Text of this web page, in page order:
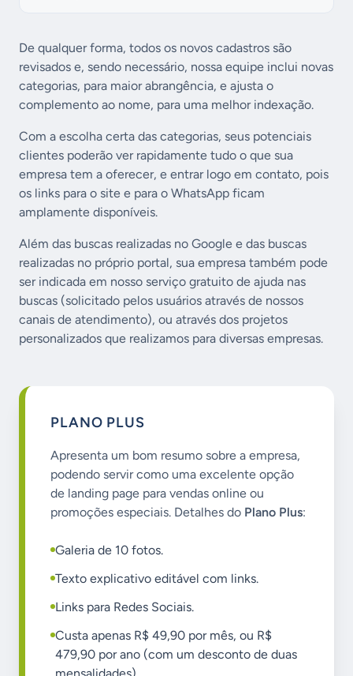
De qualquer forma, todos os novos cadastros são
revisados e, sendo necessário, nossa equipe inclui novas
categorias, para maior abrangência, e ajusta o
complemento ao nome, para uma melhor indexação.
Com a escolha certa das categorias, seus potenciais
clientes poderão ver rapidamente tudo o que sua
empresa tem a oferecer, e entrar logo em contato, pois
os links para o site e para o WhatsApp ficam
amplamente disponíveis.
Além das buscas realizadas no Google e das buscas
realizadas no próprio portal, sua empresa também pode
ser indicada em nosso serviço gratuito de ajuda nas
buscas (solicitado pelos usuários através de nossos
canais de atendimento), ou através dos projetos
personalizados que realizamos para diversas empresas.
PLANO PLUS
Apresenta um bom resumo sobre a empresa,
podendo servir como uma excelente opção
de landing page para vendas online ou
promoções especiais. Detalhes do Plano Plus:
Galeria de 10 fotos.
Texto explicativo editável com links.
Links para Redes Sociais.
Custa apenas R$ 49,90 por mês, ou R$
479,90 por ano (com um desconto de duas